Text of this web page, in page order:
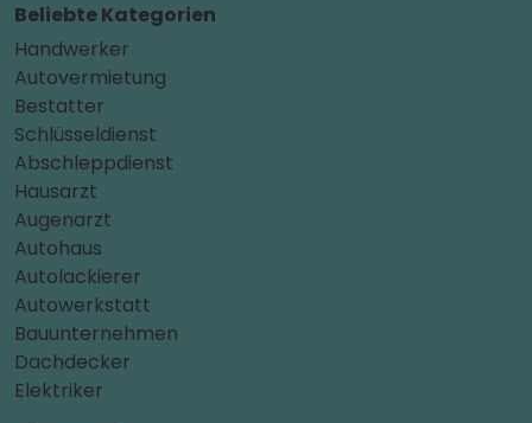
Beliebte Kategorien
Handwerker
Autovermietung
Bestatter
Schlüsseldienst
Abschleppdienst
Hausarzt
Augenarzt
Autohaus
Autolackierer
Autowerkstatt
Bauunternehmen
Dachdecker
Elektriker